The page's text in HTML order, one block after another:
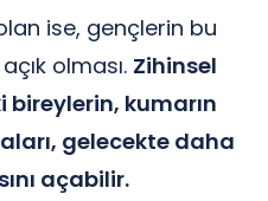
ise, gençlerin bu
olması. Zihinsel
kumarın
gelecekte daha
açabilir.